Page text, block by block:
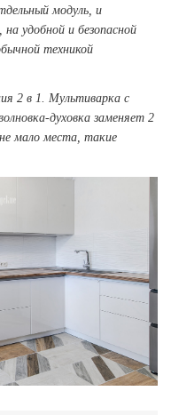
модуль, и
удобной и безопасной
техникой
2 в 1. Мультиварка с
духовка заменяет 2
мало места, такие